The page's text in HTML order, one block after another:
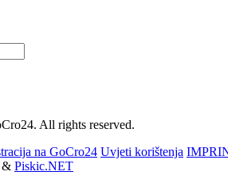
All rights reserved.
na GoCro24 Uvjeti korištenja
& Piskic.NET